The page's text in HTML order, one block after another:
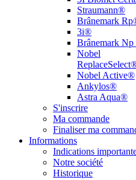
Straumann®
Brânemark
3i®
Brânemark
Nobel
Nobel Active®
Ankylos®
Astra Aqua®
S'inscrire
Ma commande
Finaliser ma
Informations
Indications
Notre société
Historique